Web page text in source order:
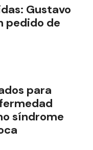
Gustavo
pedido de
para
síndrome